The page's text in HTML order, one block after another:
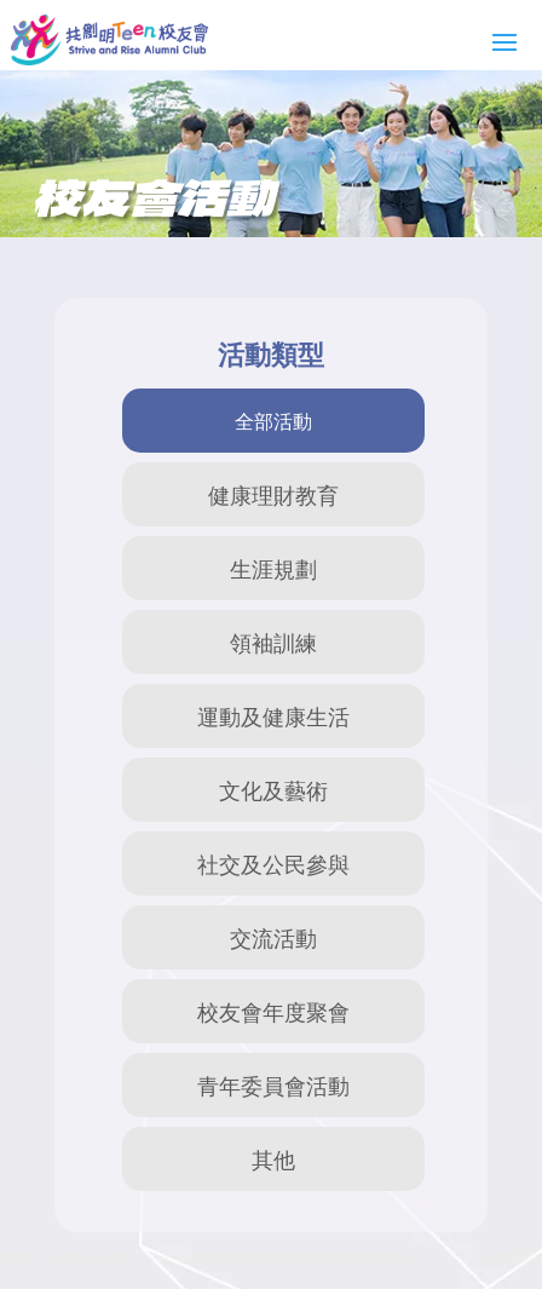
校友會活動
活動類型
全部活動
健康理財教育
生涯規劃
領袖訓練
運動及健康生活
文化及藝術
社交及公民參與
交流活動
校友會年度聚會
青年委員會活動
其他